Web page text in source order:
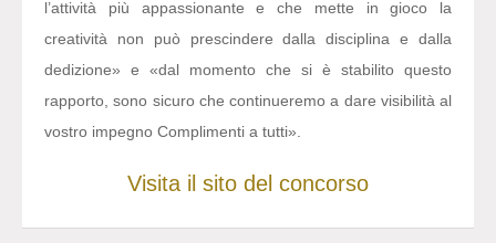
l’attività più appassionante e che mette in gioco la
creatività non può prescindere dalla disciplina e dalla
dedizione» e «dal momento che si è stabilito questo
rapporto, sono sicuro che continueremo a dare visibilità al
vostro impegno Complimenti a tutti».
Visita il sito del concorso